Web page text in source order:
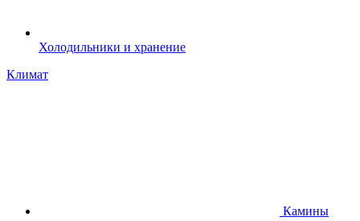
Холодильники и хранение
Климат
Камины